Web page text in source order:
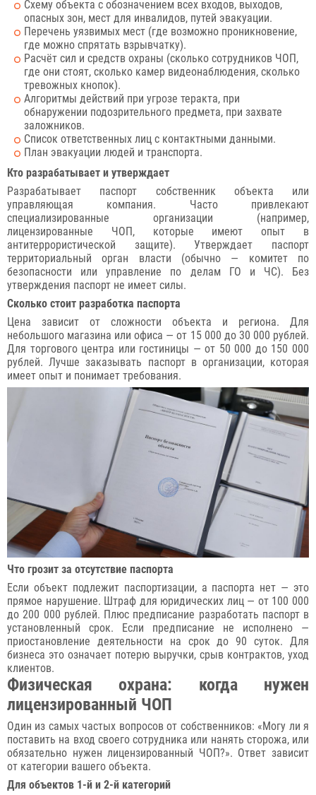
Схему объекта с обозначением всех входов, выходов,
опасных зон, мест для инвалидов, путей эвакуации.
Перечень уязвимых мест (где возможно проникновение,
где можно спрятать взрывчатку).
Расчёт сил и средств охраны (сколько сотрудников ЧОП,
где они стоят, сколько камер видеонаблюдения, сколько
тревожных кнопок).
Алгоритмы действий при угрозе теракта, при
обнаружении подозрительного предмета, при захвате
заложников.
Список ответственных лиц с контактными данными.
План эвакуации людей и транспорта.
Кто разрабатывает и утверждает
Разрабатывает паспорт собственник объекта или
управляющая компания. Часто привлекают
специализированные организации (например,
лицензированные ЧОП, которые имеют опыт в
антитеррористической защите). Утверждает паспорт
территориальный орган власти (обычно — комитет по
безопасности или управление по делам ГО и ЧС). Без
утверждения паспорт не имеет силы.
Сколько стоит разработка паспорта
Цена зависит от сложности объекта и региона. Для
небольшого магазина или офиса — от 15 000 до 30 000 рублей.
Для торгового центра или гостиницы — от 50 000 до 150 000
рублей. Лучше заказывать паспорт в организации, которая
имеет опыт и понимает требования.
Что грозит за отсутствие паспорта
Если объект подлежит паспортизации, а паспорта нет — это
прямое нарушение. Штраф для юридических лиц — от 100 000
до 200 000 рублей. Плюс предписание разработать паспорт в
установленный срок. Если предписание не исполнено —
приостановление деятельности на срок до 90 суток. Для
бизнеса это означает потерю выручки, срыв контрактов, уход
клиентов.
Физическая охрана: когда нужен
лицензированный ЧОП
Один из самых частых вопросов от собственников: «Могу ли я
поставить на вход своего сотрудника или нанять сторожа, или
обязательно нужен лицензированный ЧОП?». Ответ зависит
от категории вашего объекта.
Для объектов 1-й и 2-й категорий